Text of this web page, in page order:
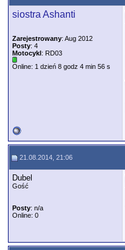
siostra Ashanti
Zarejestrowany: Aug 2012
Posty: 4
Motocykl: RD03
Online: 1 dzień 8 godz 4 min 56 s
21.08.2014, 21:06
Dubel
Gość
Posty: n/a
Online: 0